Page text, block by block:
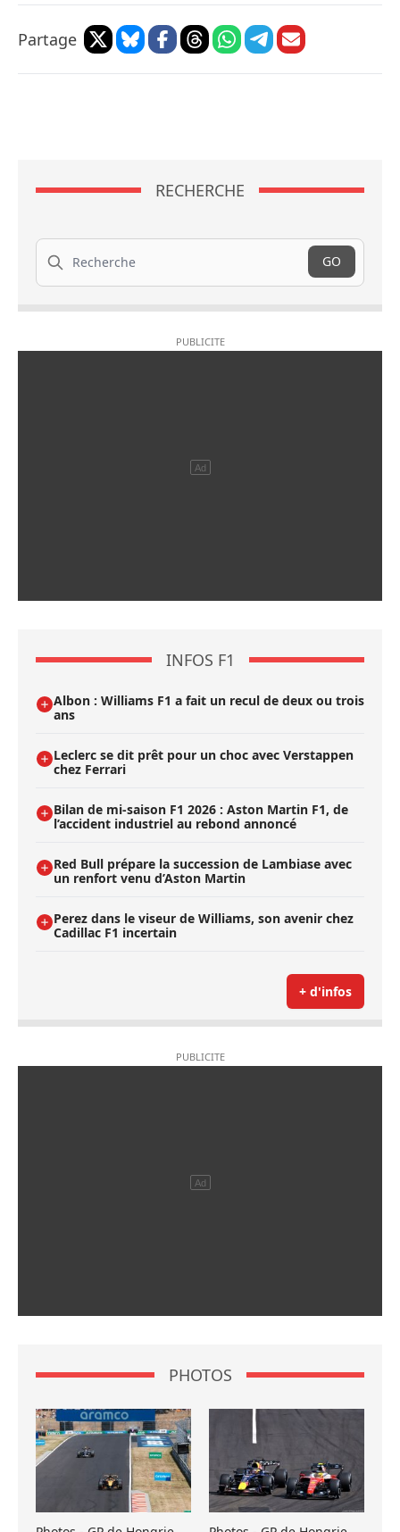
Partage
RECHERCHE
Recherche
GO
INFOS F1
Albon : Williams F1 a fait un recul de deux ou trois
ans
Leclerc se dit prêt pour un choc avec Verstappen
chez Ferrari
Bilan de mi-saison F1 2026 : Aston Martin F1, de
l’accident industriel au rebond annoncé
Red Bull prépare la succession de Lambiase avec
un renfort venu d’Aston Martin
Perez dans le viseur de Williams, son avenir chez
Cadillac F1 incertain
+ d'infos
PHOTOS